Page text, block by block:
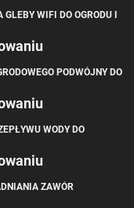
WIFI DO OGRODU I
PODWÓJNY DO
WODY DO
ZAWÓR